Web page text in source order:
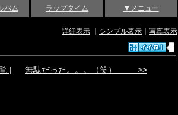
バム ラップタイム ▼メニュー
詳細表示 シンプル表示 写真表示
| 無駄だった。。。（笑） >>